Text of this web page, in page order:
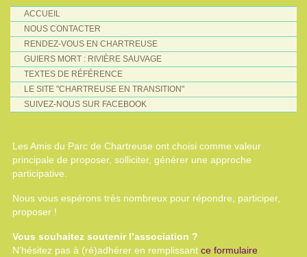
ACCUEIL
NOUS CONTACTER
RENDEZ-VOUS EN CHARTREUSE
GUIERS MORT : RIVIÈRE SAUVAGE
TEXTES DE RÉFÉRENCE
LE SITE "CHARTREUSE EN TRANSITION"
SUIVEZ-NOUS SUR FACEBOOK
Les Amis du Parc de Chartreuse ont choisi comme valeur
principale de proposer, solliciter, générer une approche
participative.
Nous vous espérons très nombreux pour répondre, participer,
proposer !
Vous souhaitez soutenir l’association ?
N’hésitez pas à (ré)adhérer en remplissant ce formulaire